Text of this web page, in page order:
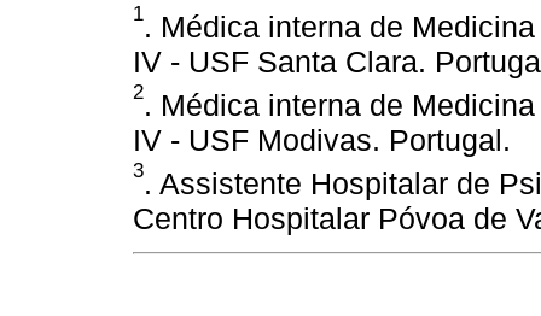
1. Médica interna de
IV - USF Santa Clara.
2. Médica interna de
IV - USF Modivas. Portugal.
3. Assistente Hospitalar de
Centro Hospitalar Póvoa de